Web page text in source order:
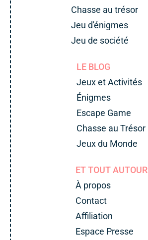
Chasse au trésor
Jeu d'énigmes
Jeu de société
LE BLOG
Jeux et Activités
Énigmes
Escape Game
Chasse au Trésor
Jeux du Monde
ET TOUT AUTOUR
À propos
Contact
Affiliation
Espace Presse